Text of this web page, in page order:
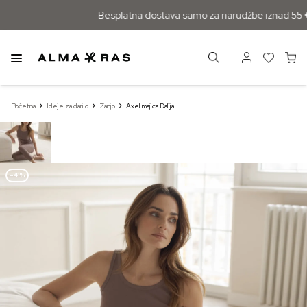
Besplatna dostava samo za narudžbe iznad 55 €
Početna Ideje za darilo Zanjo Axel majica Dalija
–41%